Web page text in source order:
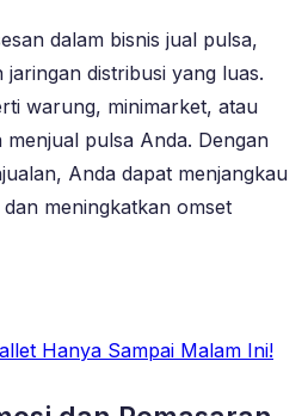
dalam bisnis jual pulsa,
distribusi yang luas.
warung, minimarket, atau
pulsa Anda. Dengan
Anda dapat menjangkau
meningkatkan omset
Hanya Sampai Malam Ini!